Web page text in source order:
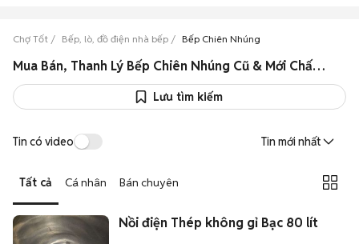
Chợ Tốt Bếp, lò, đồ điện nhà bếp Bếp Chiên Nhúng
Mua Bán, Thanh Lý Bếp Chiên Nhúng Cũ & Mới Chất Lượng Giá Rẻ
Lưu tìm kiếm
Tin có video Tin mới nhất
Tất cả Cá nhân Bán chuyên
Nồi điện Thép không gỉ Bạc 80 lít